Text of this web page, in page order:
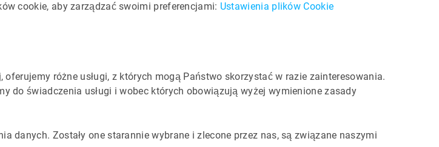
cookie, aby zarządzać swoimi preferencjami: Ustawienia plików Cookie
różne usługi, z których mogą Państwo skorzystać w razie zainteresowania.
do świadczenia usługi i wobec których obowiązują wyżej wymienione zasady
danych. Zostały one starannie wybrane i zlecone przez nas, są związane naszymi